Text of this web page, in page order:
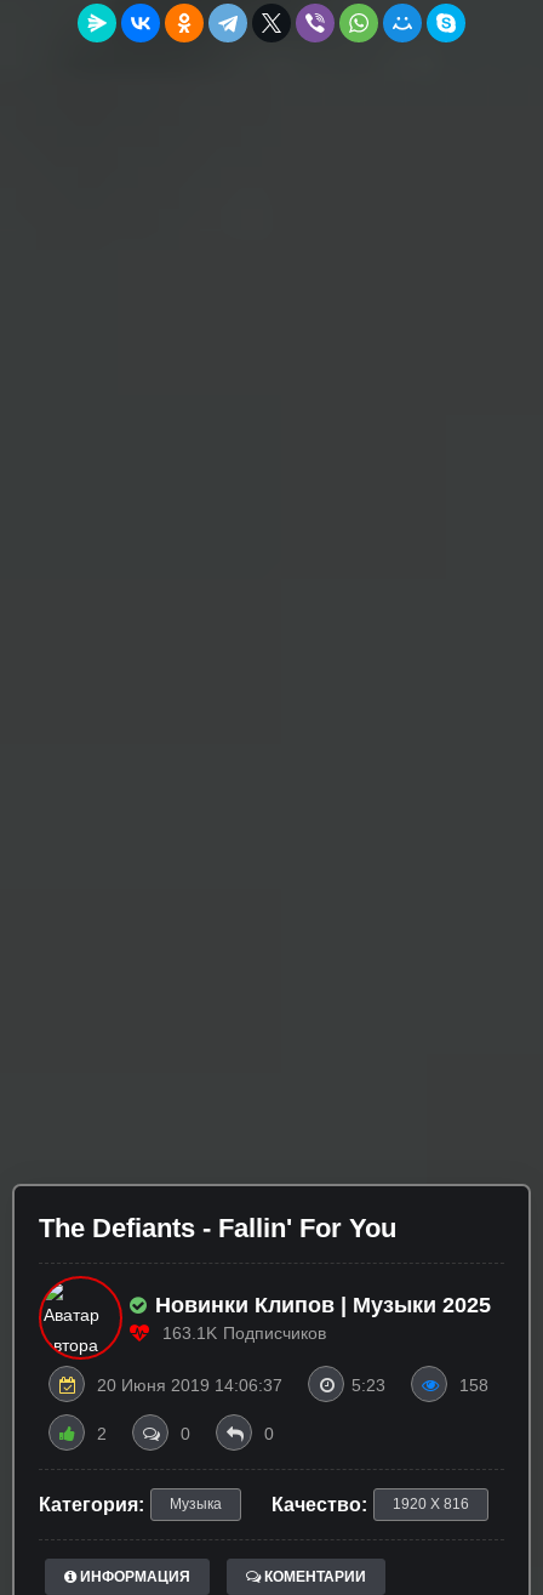
The Defiants - Fallin' For You
Новинки Клипов | Музыки 2025
163.1K Подписчиков
20 Июня 2019 14:06:37 5:23 158
2 0 0
Категория: Музыка Качество: 1920 X 816
ИНФОРМАЦИЯ КОМЕНТАРИИ